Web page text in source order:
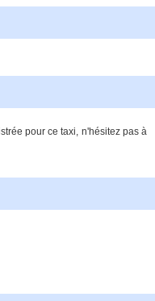
pour ce taxi, n'hésitez pas à